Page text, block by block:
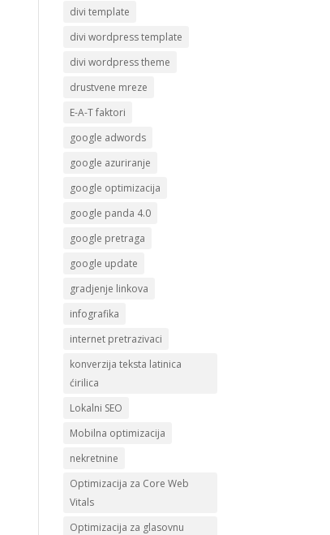
divi template
divi wordpress template
divi wordpress theme
drustvene mreze
E-A-T faktori
google adwords
google azuriranje
google optimizacija
google panda 4.0
google pretraga
google update
gradjenje linkova
infografika
internet pretrazivaci
konverzija teksta latinica
ćirilica
Lokalni SEO
Mobilna optimizacija
nekretnine
Optimizacija za Core Web
Vitals
Optimizacija za glasovnu